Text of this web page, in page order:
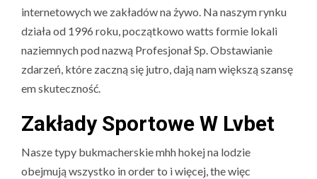
internetowych we zakładów na żywo. Na naszym rynku
działa od 1996 roku, początkowo watts formie lokali
naziemnych pod nazwą Profesjonał Sp. Obstawianie
zdarzeń, które zaczną się jutro, dają nam większą szansę
em skuteczność.
Zakłady Sportowe W Lvbet
Nasze typy bukmacherskie mhh hokej na lodzie
obejmują wszystko in order to i więcej, the więc